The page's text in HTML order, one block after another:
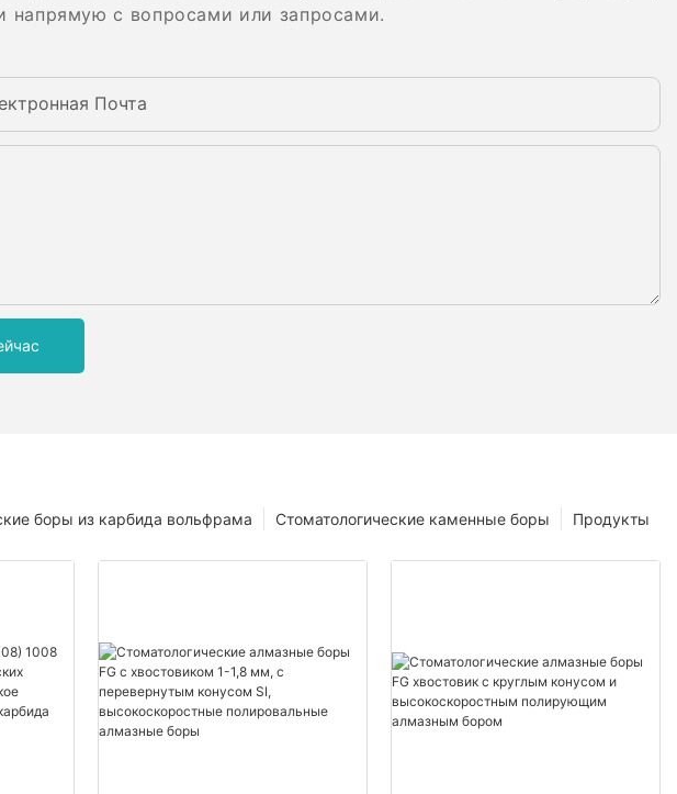
напрямую с вопросами или запросами.
Почта
Продукты
Стоматологические каменные боры
боры из карбида вольфрама